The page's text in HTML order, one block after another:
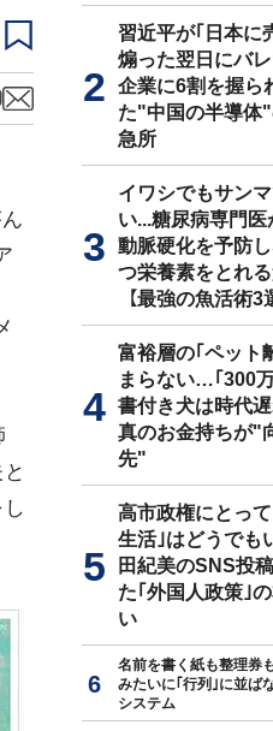
習近平が｢日本に
煽った翌日にバ
企業に6割を握ら
た"中国の半導体
急所
イワシでもサン
い...糖尿病専門医
動脈硬化を予防
つ栄養素をとれ
【最強の魚活術3
富裕層の｢ペット
まらない…｢300
書付き犬は時代
真のお金持ちが"
先"
高市政権にとっ
生活｣はどうで
田紀美のSNS投
た｢外国人政策｣
い
名前を書く紙も整理券
みたいに｢行列｣に並ば
システム